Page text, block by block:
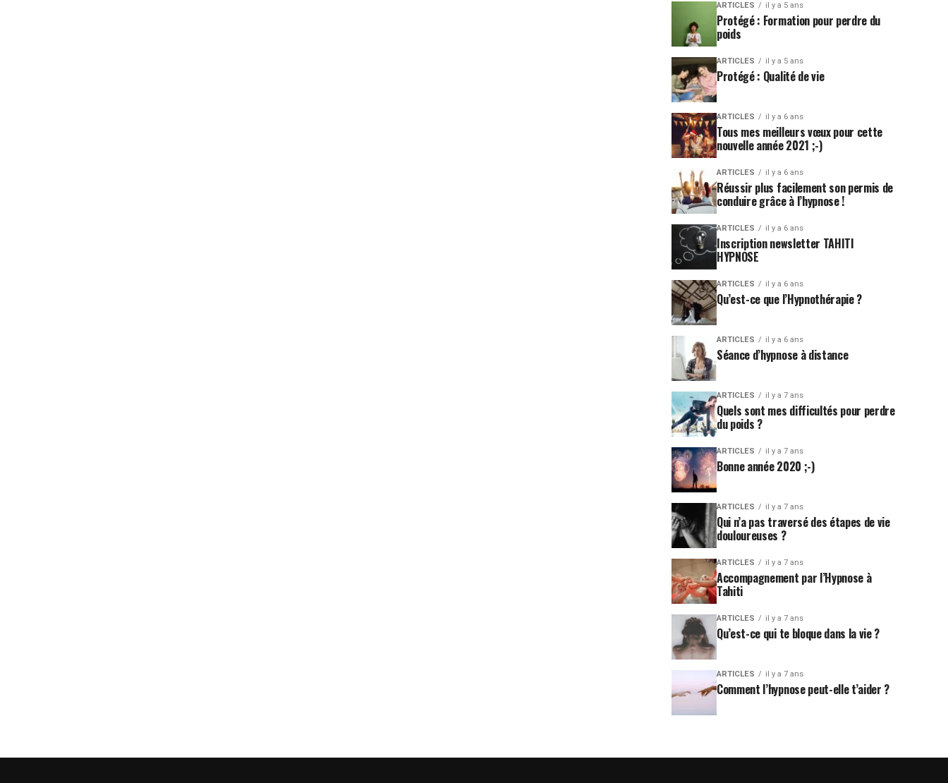
ARTICLES il y a 5 ans
Protégé : Formation pour perdre du
poids
ARTICLES il y a 5 ans
Protégé : Qualité de vie
ARTICLES il y a 6 ans
Tous mes meilleurs vœux pour cette
nouvelle année 2021 ;-)
ARTICLES il y a 6 ans
Réussir plus facilement son permis de
conduire grâce à l’hypnose !
ARTICLES il y a 6 ans
Inscription newsletter TAHITI
HYPNOSE
ARTICLES il y a 6 ans
Qu’est-ce que l’Hypnothérapie ?
ARTICLES il y a 6 ans
Séance d’hypnose à distance
ARTICLES il y a 7 ans
Quels sont mes difficultés pour perdre
du poids ?
ARTICLES il y a 7 ans
Bonne année 2020 ;-)
ARTICLES il y a 7 ans
Qui n’a pas traversé des étapes de vie
douloureuses ?
ARTICLES il y a 7 ans
Accompagnement par l’Hypnose à
Tahiti
ARTICLES il y a 7 ans
Qu’est-ce qui te bloque dans la vie ?
ARTICLES il y a 7 ans
Comment l’hypnose peut-elle t’aider ?